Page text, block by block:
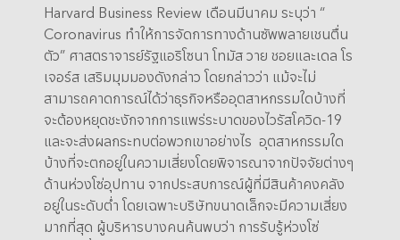
Harvard Business Review เดือนมีนาคม ระบุว่า “
Coronavirus ทำให้การจัดการทางด้านซัพพลายเชนตื่น
ตัว” ศาสตราจารย์รัฐแอริโซนา โทมัส วาย ชอยและเดล โร
เจอร์ส เสริมมุมมองดังกล่าว โดยกล่าวว่า แม้จะไม่
สามารถคาดการณ์ได้ว่าธุรกิจหรืออุตสาหกรรมใดบ้างที่
จะต้องหยุดชะงักจากการแพร่ระบาดของไวรัสโควิด-19
และจะส่งผลกระทบต่อพวกเขาอย่างไร อุตสาหกรรมใด
บ้างที่จะตกอยู่ในความเสี่ยงโดยพิจารณาจากปัจจัยต่างๆ
ด้านห่วงโซ่อุปทาน จากประสบการณ์ผู้ที่มีสินค้าคงคลัง
อยู่ในระดับต่ำ โดยเฉพาะบริษัทขนาดเล็กจะมีความเสี่ยง
มากที่สุด ผู้บริหารบางคนค้นพบว่า การรับรู้ห่วงโซ่